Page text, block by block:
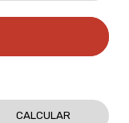
CALCULAR